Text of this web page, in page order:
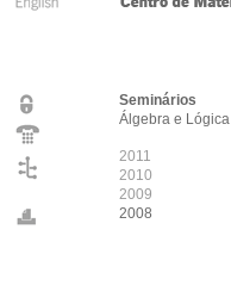
Seminários
Álgebra e Lógica
2011
2010
2009
2008